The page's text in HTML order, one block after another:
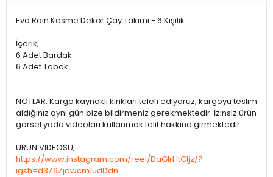
Eva Rain Kesme Dekor Çay Takımı - 6 Kişilik
İçerik;
6 Adet Bardak
6 Adet Tabak
NOTLAR: Kargo kaynaklı kırıkları telefi ediyoruz, kargoyu teslim
aldığınız aynı gün bize bildirmeniz gerekmektedir. İzinsiz ürün
görsel yada videoları kullanmak telif hakkına girmektedir.
ÜRÜN VİDEOSU;
https://www.instagram.com/reel/DaGIrHtCIjz/?
igsh=d3Z6Zjdwcm1udDdn